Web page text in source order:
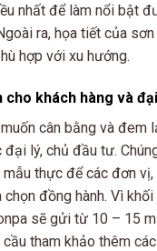
nhất để làm nổi bật
ra, họa tiết của
hợp với xu hướng.
cho khách hàng và
cân bằng và đem
đại lý, chủ đầu tư.
thực để các đơn
đồng hành. Vì
sẽ gửi từ 10 – 15
tham khảo thêm